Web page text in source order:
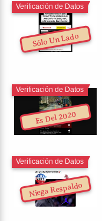
Sólo Un Lado
Verificación de Datos
Es Del 2020
Verificación de Datos
Niega Respaldo
Verificación de Datos